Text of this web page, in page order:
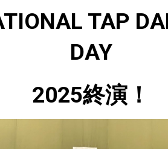
TAP
DAY
2025終演！